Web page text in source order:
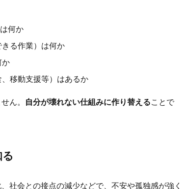
何か
る作業）は何か
か
移動支援等）はあるか
ん。 自分が壊れない仕組みに作り替える ことで
社会との接点の減少などで、不安や孤独感が強く